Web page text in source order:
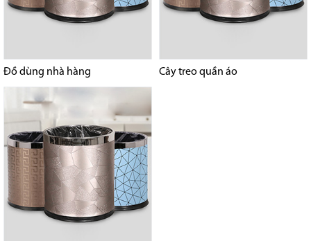
Đồ dùng nhà hàng Cây treo quần áo